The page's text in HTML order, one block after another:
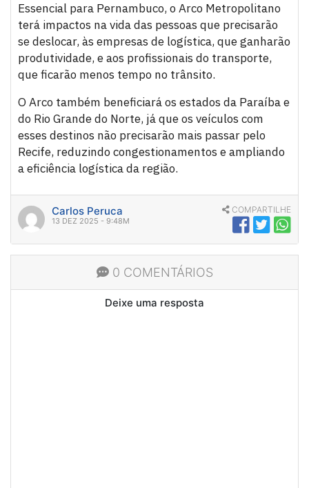
Essencial para Pernambuco, o Arco Metropolitano
terá impactos na vida das pessoas que precisarão
se deslocar, às empresas de logística, que ganharão
produtividade, e aos profissionais do transporte,
que ficarão menos tempo no trânsito.
O Arco também beneficiará os estados da Paraíba e
do Rio Grande do Norte, já que os veículos com
esses destinos não precisarão mais passar pelo
Recife, reduzindo congestionamentos e ampliando
a eficiência logística da região.
Carlos Peruca
13 DEZ 2025 - 9:48M
COMPARTILHE
0 COMENTÁRIOS
Deixe uma resposta